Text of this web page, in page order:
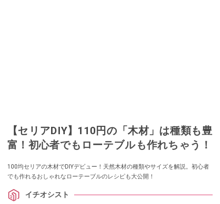
【セリアDIY】110円の「木材」は種類も豊
富！初心者でもローテブルも作れちゃう！
100均セリアの木材でDIYデビュー！天然木材の種類やサイズを解説。初心者
でも作れるおしゃれなローテーブルのレシピも大公開！
イチオシスト